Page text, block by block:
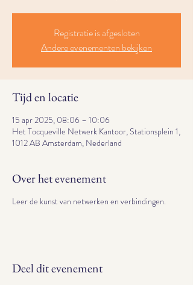
Registratie is afgesloten
Andere evenementen bekijken
Tijd en locatie
15 apr 2025, 08:06 – 10:06
Het Tocqueville Netwerk Kantoor, Stationsplein 1,
1012 AB Amsterdam, Nederland
Over het evenement
Leer de kunst van netwerken en verbindingen.
Deel dit evenement